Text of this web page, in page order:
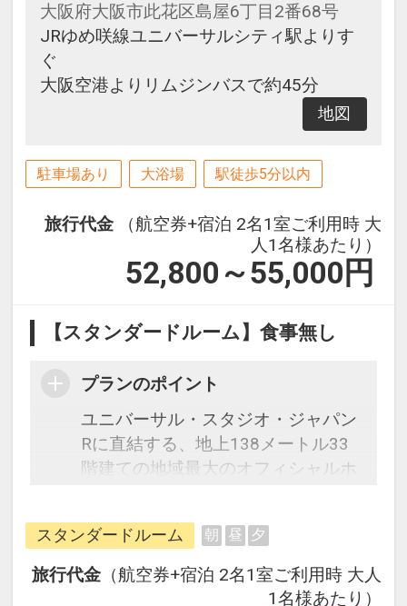
大阪府大阪市此花区島屋6丁目2番68号
JRゆめ咲線ユニバーサルシティ駅よりす
ぐ
大阪空港よりリムジンバスで約45分
地図
駐車場あり 大浴場 駅徒歩5分以内
旅行代金
（航空券+宿泊 2名1室ご利用時 大
人1名様あたり）
52,800～55,000 円
【スタンダードルーム】食事無し
プランのポイント
ユニバーサル・スタジオ・ジャパン
Rに直結する、地上138メートル33
階建ての地域最大のオフィシャルホ
アトラクションの待ち時間の確認が
出来、アトラクション関連の映画等
の無料放送を客室でご覧いただけま
す。31階のSkySpa[S-PARK]（有料）
スタンダードルーム 朝 昼 夕
旅行代金 （航空券+宿泊 2名1室ご利用時 大人
1名様あたり）